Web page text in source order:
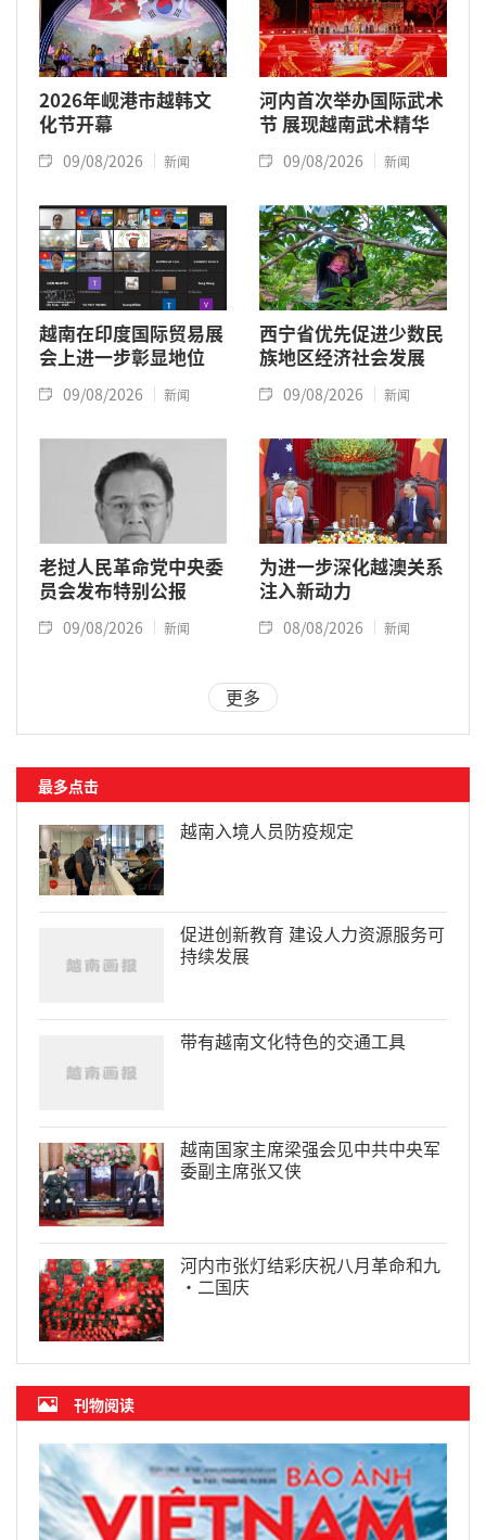
2026年岘港市越韩文
化节开幕
09/08/2026 新闻
河内首次举办国际武术
节 展现越南武术精华
09/08/2026 新闻
越南在印度国际贸易展
会上进一步彰显地位
09/08/2026 新闻
西宁省优先促进少数民
族地区经济社会发展
09/08/2026 新闻
老挝人民革命党中央委
员会发布特别公报
09/08/2026 新闻
为进一步深化越澳关系
注入新动力
08/08/2026 新闻
更多
最多点击
越南入境人员防疫规定
促进创新教育 建设人力资源服务可
持续发展
带有越南文化特色的交通工具
越南国家主席梁强会见中共中央军
委副主席张又侠
河内市张灯结彩庆祝八月革命和九
·二国庆
刊物阅读